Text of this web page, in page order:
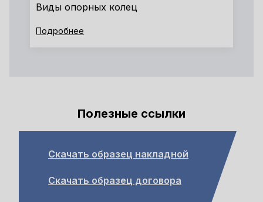
Виды опорных колец
Подробнее
Полезные ссылки
Скачать образец накладной
Скачать образец договора